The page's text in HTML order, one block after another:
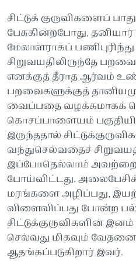
சிட்டுக் குருவிகளைப்
பேசுகின்றபோது, தனியார்
மேலாளராகப்
சிறுவயதிலிருந்தே
எனக்குத் தீராத ஆர்வம்
பறவைகளுக்குத்
வைப்பதை வழக்கமாகக்
கொசப்பாளையம்
இருந்ததால்
வந்துசெல்வதைச்
இப்போதெல்லாம் அவற்றைப்
போய்விட்டது.
மரங்களை அழிப்பது,
விளைவிப்பது போன்ற
சிட்டுக்குருவிகளின்
செல்வது மிகவும்
ஆதங்கப்படுகிறார் இவர்.